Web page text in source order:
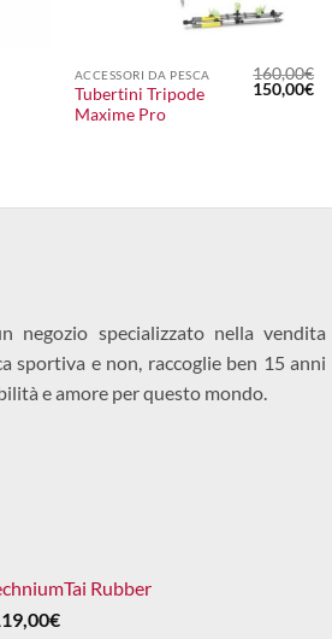
ACCESSORI DA PESCA
Tubertini Tripode
Maxime Pro
160,00€
Il
prezzo
150,00€Il
negozio specializzato nella vendita
sportiva e non, raccoglie ben 15 anni
e amore per questo mondo.
Rubber
€